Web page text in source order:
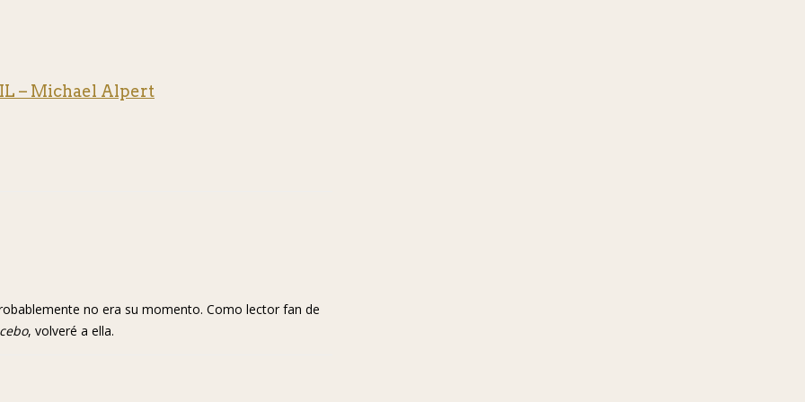
– Michael Alpert
no era su momento. Como lector fan de
, volveré a ella.